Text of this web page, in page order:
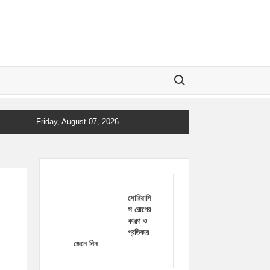
Search for:
Friday, August 07, 2026
সোরিয়াসি
স রোগের
কারণ ও
প্রতিকার
জেনে নিন